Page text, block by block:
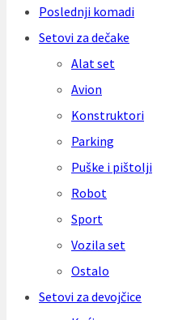
Poslednji komadi
Setovi za dečake
Alat set
Avion
Konstruktori
Parking
Puške i pištolji
Robot
Sport
Vozila set
Ostalo
Setovi za devojčice